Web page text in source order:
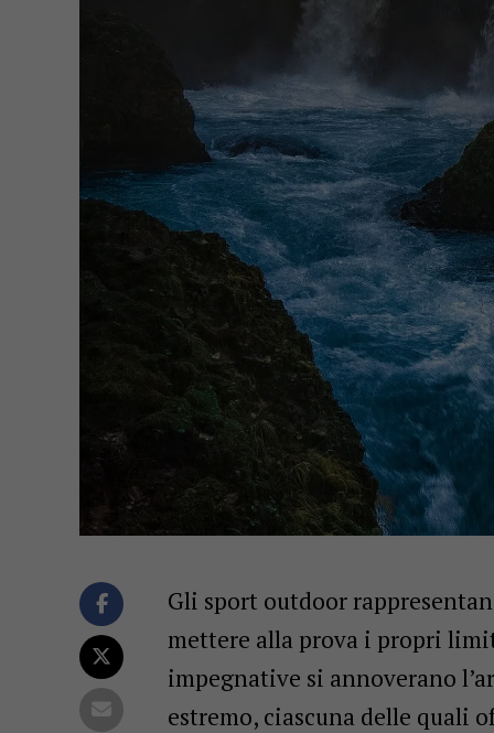
Gli sport outdoor
mettere alla prova i propri
impegnative si annoverano
estremo, ciascuna delle quali